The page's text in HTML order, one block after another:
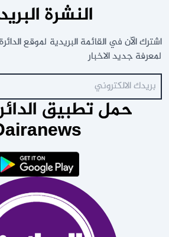
النشرة
لمعرفة جديد الاخبار
حمل تطبيق